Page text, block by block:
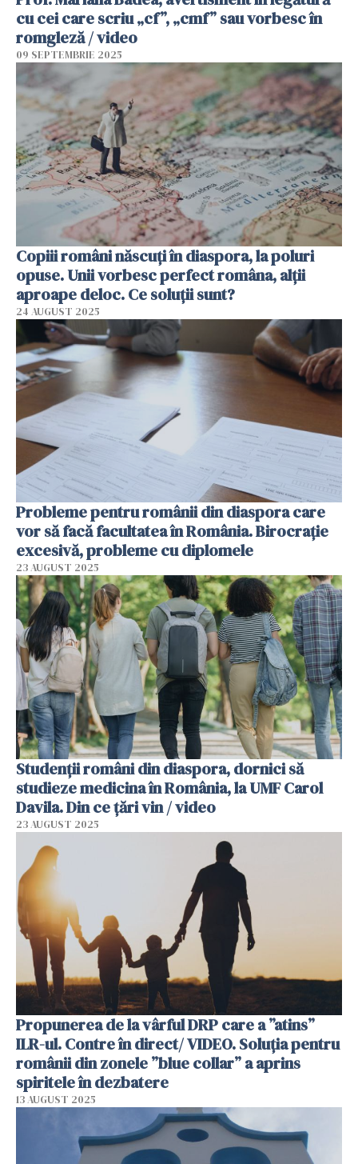
cu cei care scriu „cf”, „cmf” sau vorbesc în
romgleză / video
09 SEPTEMBRIE 2025
Copiii români născuţi în diaspora, la poluri
opuse. Unii vorbesc perfect româna, alţii
aproape deloc. Ce soluţii sunt?
24 AUGUST 2025
Probleme pentru românii din diaspora care
vor să facă facultatea în România. Birocraţie
excesivă, probleme cu diplomele
23 AUGUST 2025
Studenții români din diaspora, dornici să
studieze medicina în România, la UMF Carol
Davila. Din ce țări vin / video
23 AUGUST 2025
Propunerea de la vârful DRP care a ”atins”
ILR-ul. Contre în direct/ VIDEO. Soluția pentru
românii din zonele ”blue collar” a aprins
spiritele în dezbatere
13 AUGUST 2025